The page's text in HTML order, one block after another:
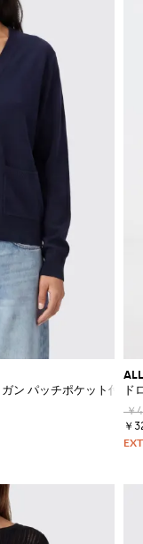
ン パッチポケット付きド
￥
￥